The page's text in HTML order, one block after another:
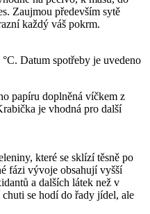
Zaujmou především sytě
každý váš pokrm.
Datum spotřeby je uvedeno
papíru doplněná víčkem z
je vhodná pro další
které se sklízí těsně po
fázi vývoje obsahují vyšší
a dalších látek než v
se hodí do řady jídel, ale